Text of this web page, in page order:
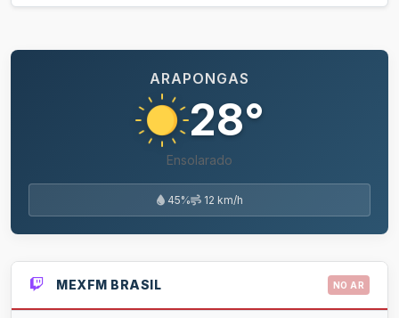
ARAPONGAS
28°
Ensolarado
45% 12 km/h
MEXFM BRASIL NO AR